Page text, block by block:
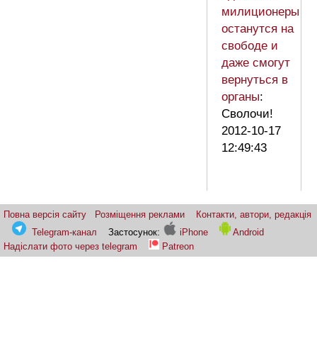
милиционеры
останутся на
свободе и
даже смогут
вернуться в
органы:
Сволочи!
2012-10-17
12:49:43
Повна версія сайту Розміщення реклами
Контакти, автори, редакція
Telegram-канал
Застосунок: iPhone
Android
Надіслати фото через telegram
Patreon